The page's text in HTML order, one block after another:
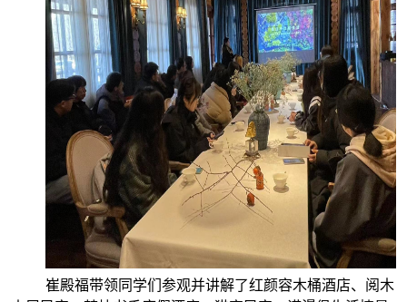
崔殿福带领同学们参观并讲解了红颜容木桶酒店、阅木